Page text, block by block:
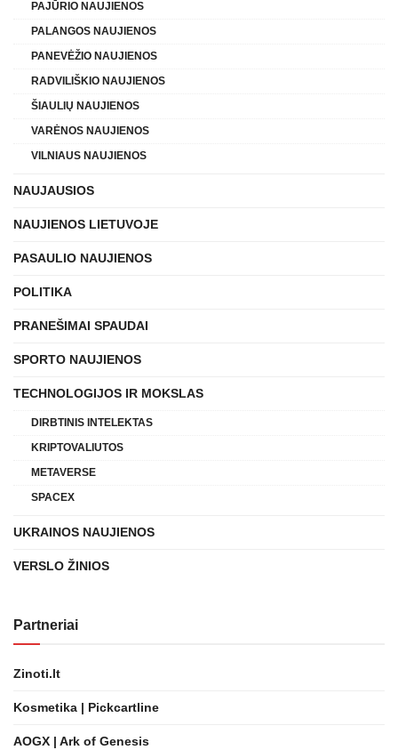
PAJŪRIO NAUJIENOS
PALANGOS NAUJIENOS
PANEVĖŽIO NAUJIENOS
RADVILIŠKIO NAUJIENOS
ŠIAULIŲ NAUJIENOS
VARĖNOS NAUJIENOS
VILNIAUS NAUJIENOS
NAUJAUSIOS
NAUJIENOS LIETUVOJE
PASAULIO NAUJIENOS
POLITIKA
PRANEŠIMAI SPAUDAI
SPORTO NAUJIENOS
TECHNOLOGIJOS IR MOKSLAS
DIRBTINIS INTELEKTAS
KRIPTOVALIUTOS
METAVERSE
SPACEX
UKRAINOS NAUJIENOS
VERSLO ŽINIOS
Partneriai
Zinoti.lt
Kosmetika | Pickcartline
AOGX | Ark of Genesis